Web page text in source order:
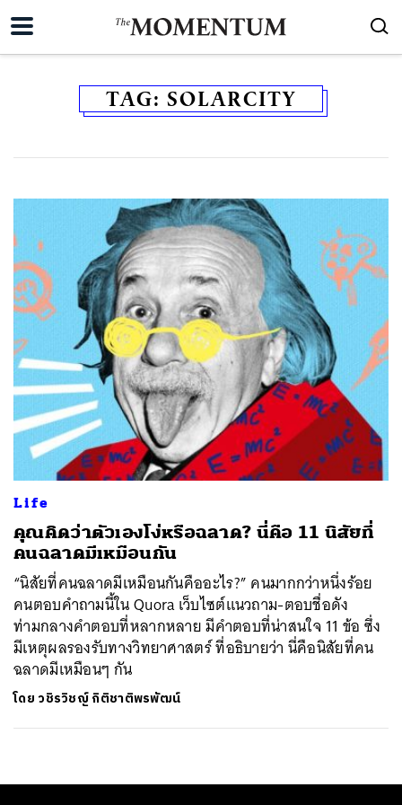
TAG: SOLARCITY
Life
คุณคิดว่าตัวเองโง่หรือฉลาด? นี่คือ 11 นิสัยที่
คนฉลาดมีเหมือนกัน
“นิสัยที่คนฉลาดมีเหมือนกันคืออะไร?” คนมากกว่าหนึ่งร้อย
คนตอบคำถามนี้ใน Quora เว็บไซต์แนวถาม-ตอบชื่อดัง
ท่ามกลางคำตอบที่หลากหลาย มีคำตอบที่น่าสนใจ 11 ข้อ ซึ่ง
มีเหตุผลรองรับทางวิทยาศาสตร์ ที่อธิบายว่า นี่คือนิสัยที่คน
ฉลาดมีเหมือนๆ กัน
โดยวชิรวิชญ์ กิติชาติพรพัฒน์
ค้นหา
SHARE TWEET LINE EMAIL